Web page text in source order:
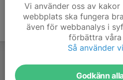
Vi använder oss av
webbplats ska fungera
även för webbanalys i
förbättra våra
Så använder
Godkänn